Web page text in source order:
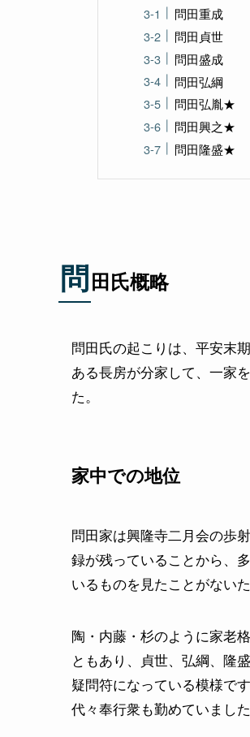
問田重成
問田貞世
問田盛成
問田弘綱
問田弘胤★
問田興之★
問田隆盛★
問田氏概略
問田氏の起こりは、平安末
ある長房が分家して、一家
た。
家中での地位
問田家は興隆寺二月会の歩
録が残っていることから、
いるものを見たことがない
陶・内藤・杉のように家老
ともあり、貞世、弘綱、隆
疑問符になっている模様で
代々奉行衆も勤めていました